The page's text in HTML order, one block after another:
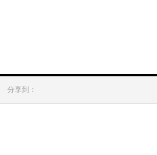
分享到：